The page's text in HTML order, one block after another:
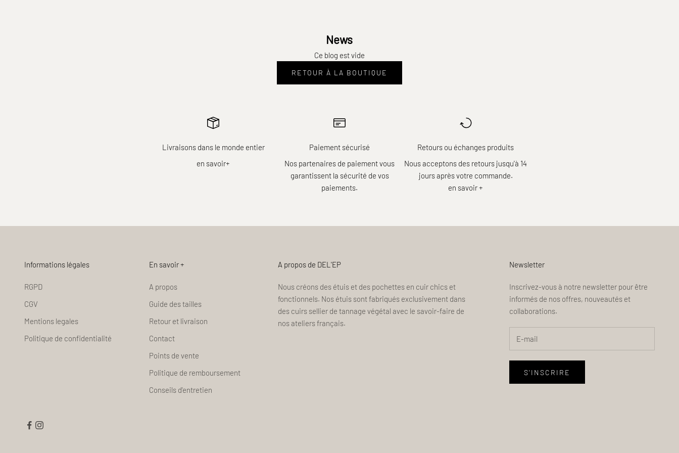
News
Ce blog est vide
RETOUR À LA BOUTIQUE
Livraisons dans le monde entier
en savoir+
Paiement sécurisé
Nos partenaires de paiement vous
garantissent la sécurité de vos
paiements.
Retours ou échanges produits
Nous acceptons des retours jusqu'à 14
jours après votre commande.
en savoir +
Informations légales
RGPD
CGV
Mentions legales
Politique de confidentialité
En savoir +
A propos
Guide des tailles
Retour et livraison
Contact
Points de vente
Politique de remboursement
Conseils d'entretien
A propos de DEL'EP
Nous créons des étuis et des pochettes en cuir chics et
fonctionnels. Nos étuis sont fabriqués exclusivement dans
des cuirs sellier de tannage végétal avec le savoir-faire de
nos ateliers français.
Newsletter
Inscrivez-vous à notre newsletter pour être
informés de nos offres, nouveautés et
collaborations.
S'INSCRIRE